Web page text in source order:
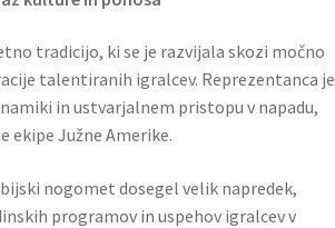
tradicijo, ki se je razvijala skozi močno
talentiranih igralcev. Reprezentanca je
in ustvarjalnem pristopu v napadu,
ekipe Južne Amerike.
nogomet dosegel velik napredek,
programov in uspehov igralcev v